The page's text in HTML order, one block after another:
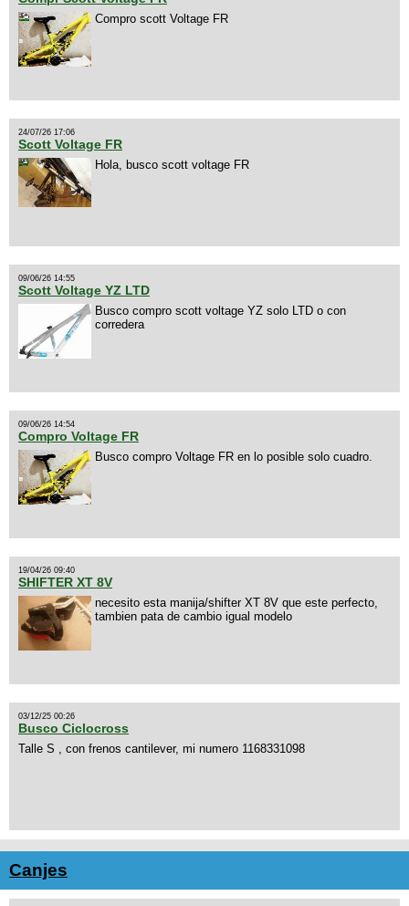
Compro scott Voltage FR
24/07/26 17:06
Scott Voltage FR
Hola, busco scott voltage FR
09/06/26 14:55
Scott Voltage YZ LTD
Busco compro scott voltage YZ solo LTD o con
corredera
09/06/26 14:54
Compro Voltage FR
Busco compro Voltage FR en lo posible solo cuadro.
19/04/26 09:40
SHIFTER XT 8V
necesito esta manija/shifter XT 8V que este perfecto,
tambien pata de cambio igual modelo
03/12/25 00:26
Busco Ciclocross
Talle S , con frenos cantilever, mi numero 1168331098
Canjes